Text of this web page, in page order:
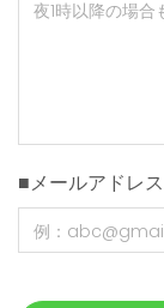
■メールアドレス